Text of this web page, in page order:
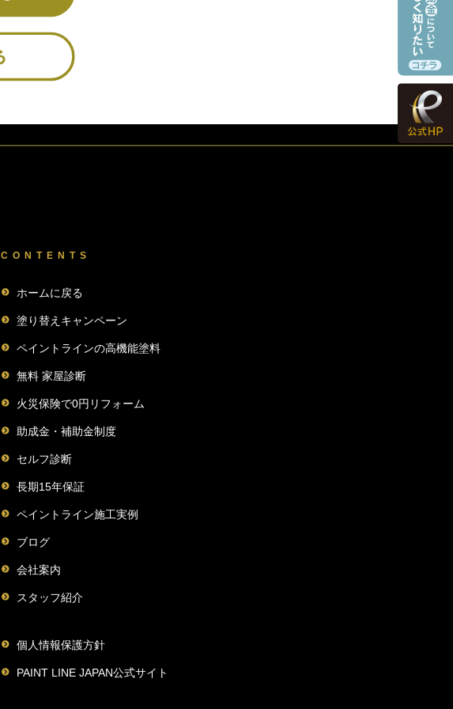
CONTENTS
ホームに戻る
塗り替えキャンペーン
ペイントラインの高機能塗料
無料 家屋診断
火災保険で0円リフォーム
助成金・補助金制度
セルフ診断
長期15年保証
ペイントライン施工実例
ブログ
会社案内
スタッフ紹介
個人情報保護方針
PAINT LINE JAPAN公式サイト